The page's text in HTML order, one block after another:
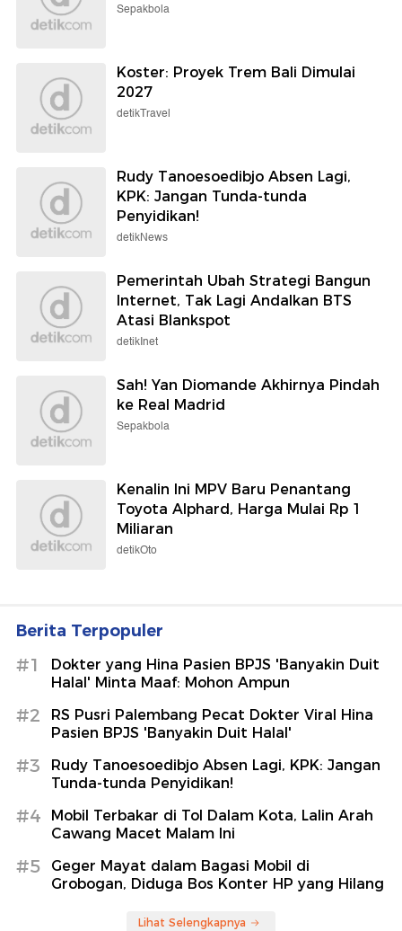
Sepakbola
Koster: Proyek Trem Bali Dimulai
2027
detikTravel
Rudy Tanoesoedibjo Absen Lagi,
KPK: Jangan Tunda-tunda
Penyidikan!
detikNews
Pemerintah Ubah Strategi Bangun
Internet, Tak Lagi Andalkan BTS
Atasi Blankspot
detikInet
Sah! Yan Diomande Akhirnya Pindah
ke Real Madrid
Sepakbola
Kenalin Ini MPV Baru Penantang
Toyota Alphard, Harga Mulai Rp 1
Miliaran
detikOto
Berita Terpopuler
#1
Dokter yang Hina Pasien BPJS 'Banyakin Duit
Halal' Minta Maaf: Mohon Ampun
#2
RS Pusri Palembang Pecat Dokter Viral Hina
Pasien BPJS 'Banyakin Duit Halal'
#3
Rudy Tanoesoedibjo Absen Lagi, KPK: Jangan
Tunda-tunda Penyidikan!
#4
Mobil Terbakar di Tol Dalam Kota, Lalin Arah
Cawang Macet Malam Ini
#5
Geger Mayat dalam Bagasi Mobil di
Grobogan, Diduga Bos Konter HP yang Hilang
Lihat Selengkapnya